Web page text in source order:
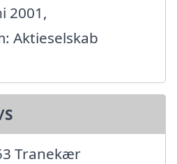
2001,
Aktieselskab
Tranekær